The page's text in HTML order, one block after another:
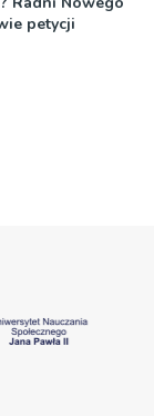
petycji